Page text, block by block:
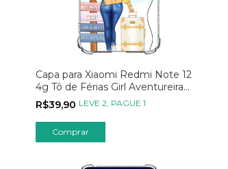
Capa para Xiaomi Redmi Note 12
4g Tô de Férias Girl Aventureira
Amarela
R$39,90 LEVE 2, PAGUE 1
Comprar